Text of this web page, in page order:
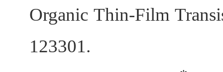
Organic Thin-Film
123301.